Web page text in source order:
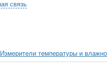
связь
Измерители температуры и